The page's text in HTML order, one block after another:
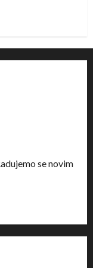
se novim